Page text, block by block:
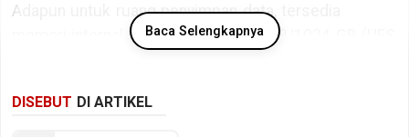
Adapun untuk ruang penyimpan data, tersedia
memori internal berkapasitas 256/512/1024 GB (UFS
Bicara kinerja, Xiaomi Mix Fold 2 ditopang oleh
Baca Selengkapnya
DISEBUT DI ARTIKEL